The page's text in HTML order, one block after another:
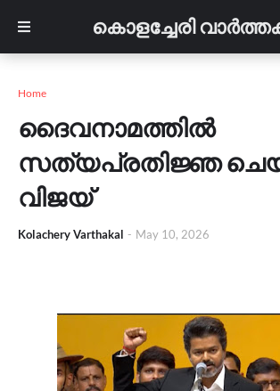
കൊളച്ചേരി
Home
ദൈവനാമത്തില്‍
സത്യപ്രതിജ്ഞ
വിജയ്
Kolachery Varthakal - May 10, 2026